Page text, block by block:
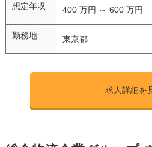
想定年収 400 万円 ～ 600 万円
勤務地 東京都
求人詳細を